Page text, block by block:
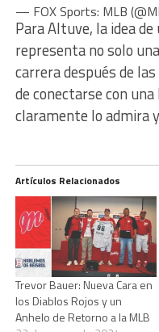
— FOX Sports: MLB
Para Altuve, la idea
representa no solo
carrera después de
de conectarse con
claramente lo admira
Artículos Relacionados
Trevor Bauer: Nueva Cara en
los Diablos Rojos y un
Anhelo de Retorno a la MLB